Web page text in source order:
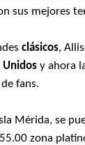
mejores
clásicos,
Unidos y ahora
fans.
Mérida, se
zona